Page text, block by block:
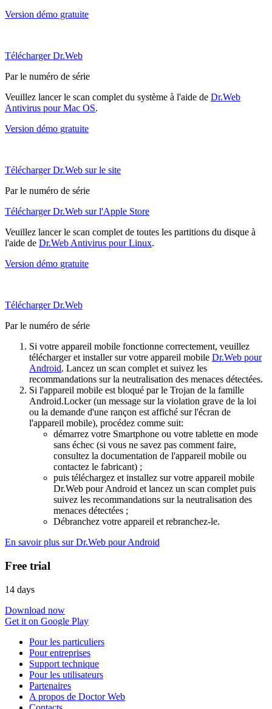
Version démo gratuite
Télécharger Dr.Web
Par le numéro de série
Veuillez lancer le scan complet du système à l'aide de Dr.Web
Antivirus pour Mac OS.
Version démo gratuite
Télécharger Dr.Web sur le site
Par le numéro de série
Télécharger Dr.Web sur l'Apple Store
Veuillez lancer le scan complet de toutes les partitions du disque à
l'aide de Dr.Web Antivirus pour Linux.
Version démo gratuite
Télécharger Dr.Web
Par le numéro de série
Si votre appareil mobile fonctionne correctement, veuillez
télécharger et installer sur votre appareil mobile Dr.Web pour
Android. Lancez un scan complet et suivez les
recommandations sur la neutralisation des menaces détectées.
Si l'appareil mobile est bloqué par le Trojan de la famille
Android.Locker (un message sur la violation grave de la loi
ou la demande d'une rançon est affiché sur l'écran de
l'appareil mobile), procédez comme suit:
démarrez votre Smartphone ou votre tablette en mode
sans échec (si vous ne savez pas comment faire,
consultez la documentation de l'appareil mobile ou
contactez le fabricant) ;
puis téléchargez et installez sur votre appareil mobile
Dr.Web pour Android et lancez un scan complet puis
suivez les recommandations sur la neutralisation des
menaces détectées ;
Débranchez votre appareil et rebranchez-le.
En savoir plus sur Dr.Web pour Android
Free trial
14 days
Download now
Get it on Google Play
Pour les particuliers
Pour entreprises
Support technique
Pour les utilisateurs
Partenaires
A propos de Doctor Web